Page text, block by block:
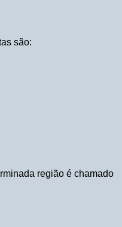
são:
região é chamado